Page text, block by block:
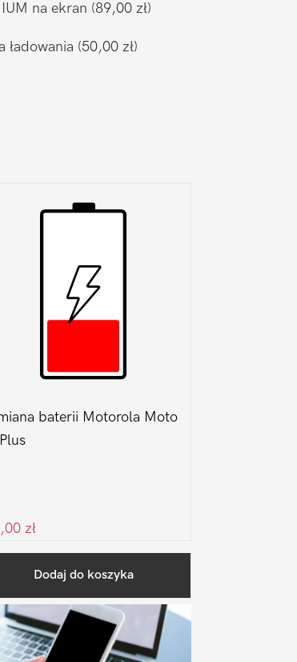
na ekran (89,00 zł)
ładowania (50,00 zł)
baterii Motorola Moto
zł
Dodaj do koszyka